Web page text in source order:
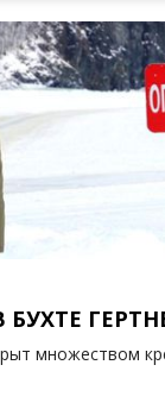
множеством